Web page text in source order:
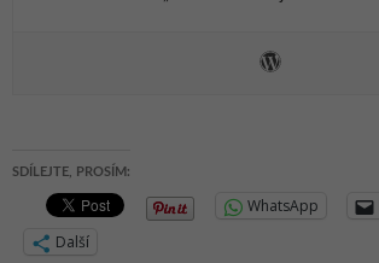
SDÍLEJTE, PROSÍM:
WhatsApp
Další